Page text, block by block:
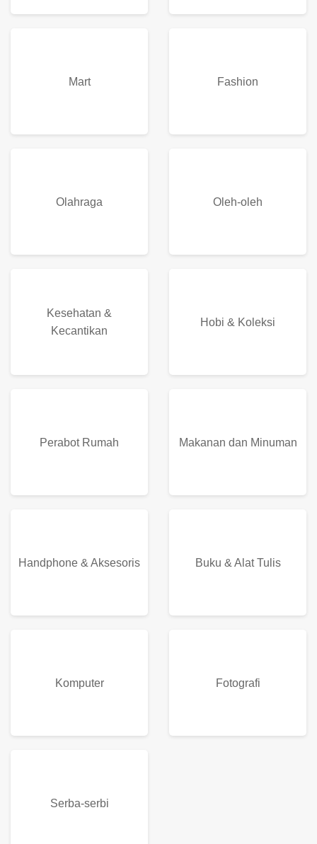
Mart Fashion
Olahraga Oleh-oleh
Kesehatan &
Kecantikan
Hobi & Koleksi
Perabot Rumah Makanan dan Minuman
Handphone & Aksesoris Buku & Alat Tulis
Komputer Fotografi
Serba-serbi